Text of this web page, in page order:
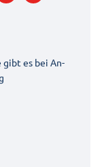
es bei An-